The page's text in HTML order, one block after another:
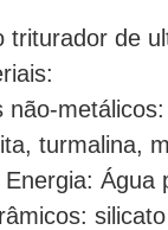
triturador de
não-
turmalina,